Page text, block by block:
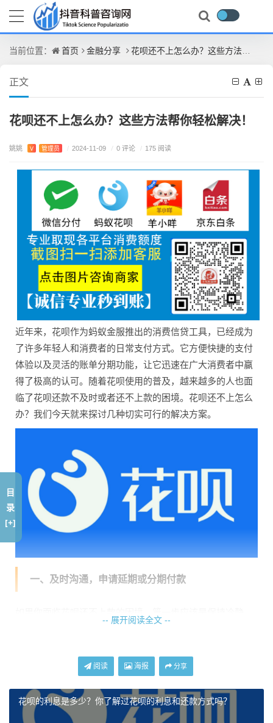
当前位置： 首页 金融分享 花呗还不上怎么办？这些方法帮你轻松解决！
正文
花呗还不上怎么办？这些方法帮你轻松解决！
姚姚 V 管理员 / 2024-11-09 / 0 评论 / 175 阅读
近年来，花呗作为蚂蚁金服推出的消费信贷工具，已经成为
了许多年轻人和消费者的日常支付方式。它方便快捷的支付
体验以及灵活的账单分期功能，让它迅速在广大消费者中赢
得了极高的认可。随着花呗使用的普及，越来越多的人也面
临了花呗还款不及时或者还不上款的困境。花呗还不上怎么
办？我们今天就来探讨几种切实可行的解决方案。
一、及时沟通，申请延期或分期付款
款。在花呗APP中，进入“我的”页面，找到“花呗”，查看自己
的账单详情，看看是否可以选择分期还款或申请延期。
通常情况下，分期付款是花呗提供的一个解决方案，它可以
将一次性还款金额拆分成若干期进行偿还，有助于缓解当期
-- 展开阅读全文 --
阅读 海报 分享
花呗的利息是多少？你了解过花呗的利息和还款方式吗？
目
录
[+]